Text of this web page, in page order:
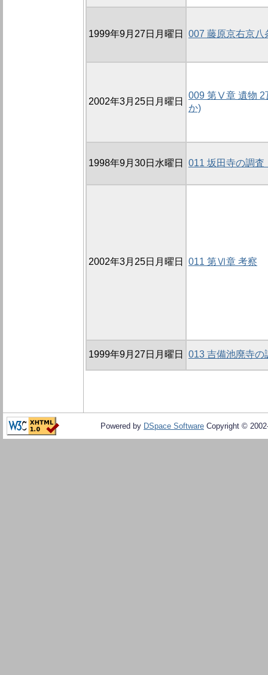
1999年9月27日月曜日 007 藤原京右京
2002年3月25日月曜日
009 第Ⅴ章 遺物 2
か)
1998年9月30日水曜日 011 坂田寺の調
2002年3月25日月曜日 011 第Ⅵ章 考察
1999年9月27日月曜日 013 吉備池廃寺
Powered by DSpace Software Copyright ©